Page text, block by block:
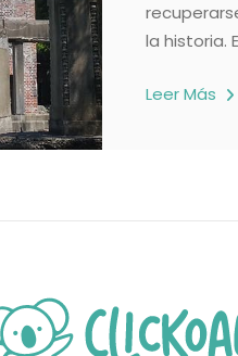
la historia.
Leer Más